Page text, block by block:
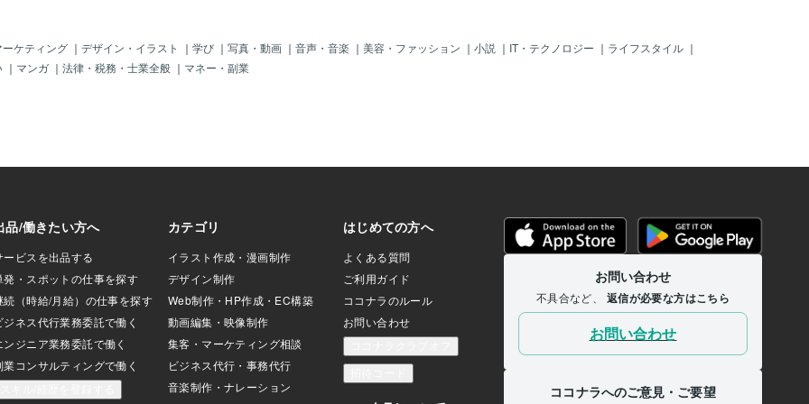
ケティング ｜ デザイン・イラスト ｜ 学び ｜ 写真・動画 ｜ 音声・音楽 ｜ 美容・ファッション ｜ 小説 ｜ IT・テクノロジー ｜ ライフスタイル ｜
｜ マンガ ｜ 法律・税務・士業全般 ｜ マネー・副業